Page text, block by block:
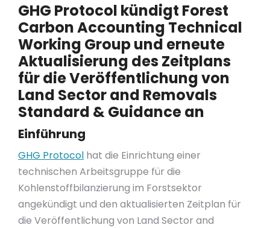
GHG Protocol kündigt Forest
Carbon Accounting Technical
Working Group und erneute
Aktualisierung des Zeitplans
für die Veröffentlichung von
Land Sector and Removals
Standard & Guidance an
Einführung
GHG Protocol hat die Einrichtung einer
technischen Arbeitsgruppe für die
Kohlenstoffbilanzierung im Forstsektor
angekündigt und den aktualisierten Zeitplan für
die Veröffentlichung von Land Sector and